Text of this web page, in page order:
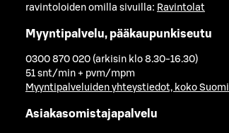
ravintoloiden omilla sivuilla: Ravintolat
Myyntipalvelu, pääkaupunkiseutu
0300 870 020 (arkisin klo 8.30-16.30)
51 snt/min + pvm/mpm
Myyntipalveluiden yhteystiedot, koko Suomi
Asiakasomistajapalvelu